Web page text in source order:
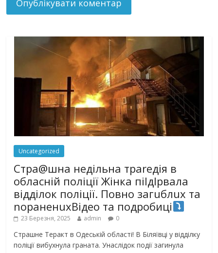
Uncategorized
Стра@шна недільна траrедія в
обласній поліції Жінка піlдlрвала
відділок поліції. Повно загuблuх та
nораненuхВідео та подробиці
23 Березня, 2025 admin 0
Страшне Теракт в Одеській області! В Біляївці у відділку
поліції вибухнула граната. Унаслідок події загинула